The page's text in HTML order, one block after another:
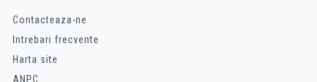
Contacteaza-ne
Intrebari frecvente
Harta site
ANPC